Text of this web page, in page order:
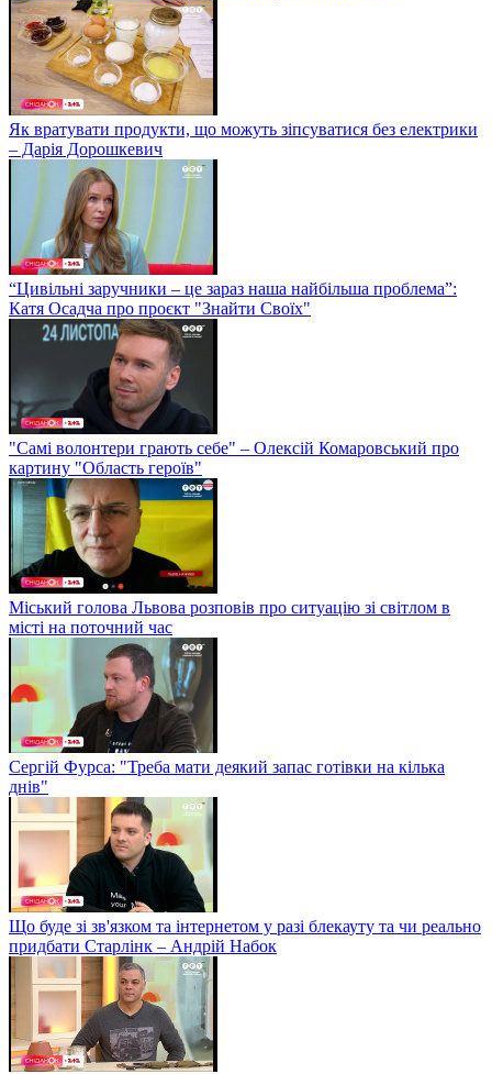
Як вратувати продукти, що можуть зіпсуватися без електрики
– Дарія Дорошкевич
“Цивільні заручники – це зараз наша найбільша проблема”:
Катя Осадча про проєкт "Знайти Своїх"
"Самі волонтери грають себе" – Олексій Комаровський про
картину "Область героїв"
Міський голова Львова розповів про ситуацію зі світлом в
місті на поточний час
Сергій Фурса: "Треба мати деякий запас готівки на кілька
днів"
Що буде зі зв'язком та інтернетом у разі блекауту та чи реально
придбати Старлінк – Андрій Набок